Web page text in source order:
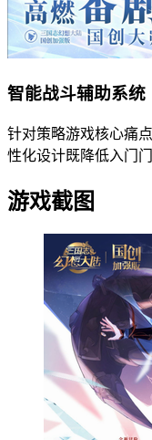
智能战斗辅助系统
针对策略游戏核心痛
性化设计既降低入门
游戏截图